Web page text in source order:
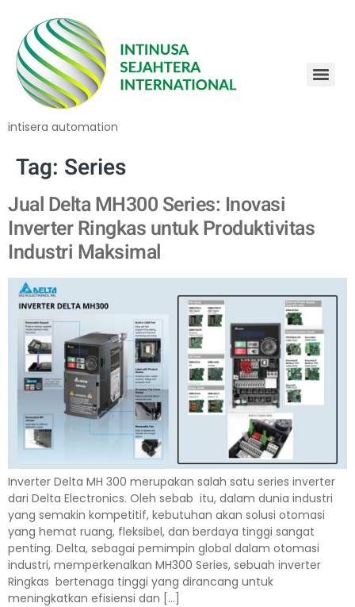
intisera automation
Tag: Series
Jual Delta MH300 Series: Inovasi
Inverter Ringkas untuk Produktivitas
Industri Maksimal
Inverter Delta MH 300 merupakan salah satu series inverter
dari Delta Electronics. Oleh sebab itu, dalam dunia industri
yang semakin kompetitif, kebutuhan akan solusi otomasi
yang hemat ruang, fleksibel, dan berdaya tinggi sangat
penting. Delta, sebagai pemimpin global dalam otomasi
industri, memperkenalkan MH300 Series, sebuah inverter
Ringkas bertenaga tinggi yang dirancang untuk
meningkatkan efisiensi dan […]